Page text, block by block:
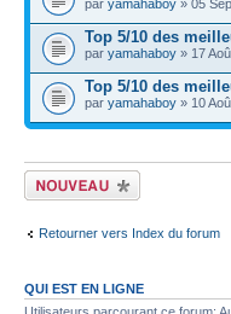
par yamahaboy » 05
Top 5/10 des
par yamahaboy » 17
Top 5/10 des
par yamahaboy » 10
Écrire un nouveau
sujet
Retourner vers Index du forum
QUI EST EN LIGNE